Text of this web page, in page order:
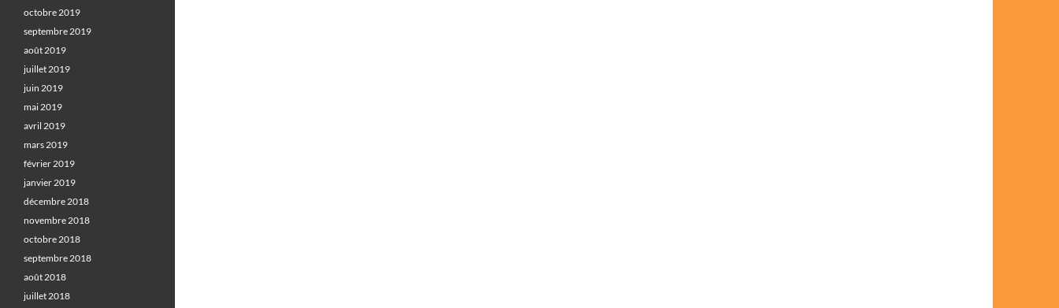
octobre 2019
septembre 2019
août 2019
juillet 2019
juin 2019
mai 2019
avril 2019
mars 2019
février 2019
janvier 2019
décembre 2018
novembre 2018
octobre 2018
septembre 2018
août 2018
juillet 2018